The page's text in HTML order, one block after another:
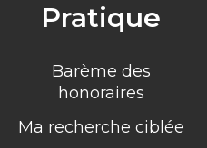
Pratique
Barème des
honoraires
Ma recherche ciblée